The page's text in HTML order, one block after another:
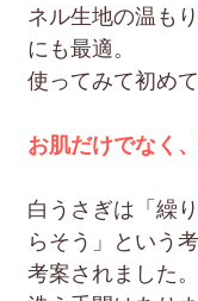
ネル生地の温も
にも最適。
使ってみて初め
お肌だけでなく
白うさぎは「繰
らそう」という
考案されました。